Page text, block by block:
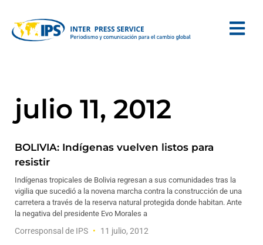
julio 11, 2012
BOLIVIA: Indígenas vuelven listos para
resistir
Indígenas tropicales de Bolivia regresan a sus comunidades tras la
vigilia que sucedió a la novena marcha contra la construcción de una
carretera a través de la reserva natural protegida donde habitan. Ante
la negativa del presidente Evo Morales a
Corresponsal de IPS 11 julio, 2012